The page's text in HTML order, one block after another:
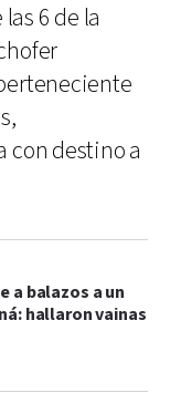
6 de la
con destino a
a balazos a un
hallaron vainas